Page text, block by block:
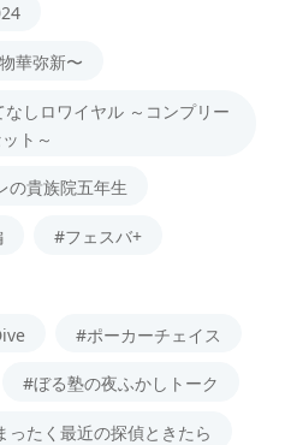
華弥新〜
しロワイヤル ～コンプリー
ット～
の貴族院五年生
#フェスバ+
#ポーカーチェイス
#ぼる塾の夜ふかしトーク
ったく最近の探偵ときたら